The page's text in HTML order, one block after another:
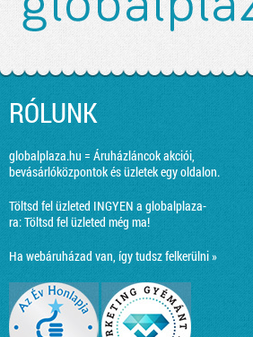
RÓLUNK
globalplaza.hu = Áruházláncok akciói,
bevásárlóközpontok és üzletek egy oldalon.
Töltsd fel üzleted INGYEN a globalplaza-
ra:Töltsd fel üzleted még ma!
Ha webáruházad van, így tudsz felkerülni »